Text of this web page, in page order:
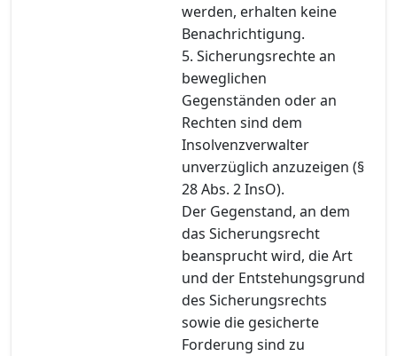
werden, erhalten keine
Benachrichtigung.
5. Sicherungsrechte an
beweglichen
Gegenständen oder an
Rechten sind dem
Insolvenzverwalter
unverzüglich anzuzeigen (§
28 Abs. 2 InsO).
Der Gegenstand, an dem
das Sicherungsrecht
beansprucht wird, die Art
und der Entstehungsgrund
des Sicherungsrechts
sowie die gesicherte
Forderung sind zu